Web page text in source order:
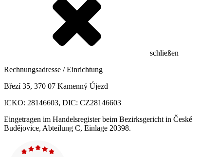
schließen
Rechnungsadresse / Einrichtung
Březí 35, 370 07 Kamenný Újezd
ICKO: 28146603, DIC: CZ28146603
Eingetragen im Handelsregister beim Bezirksgericht in České
Budějovice, Abteilung C, Einlage 20398.